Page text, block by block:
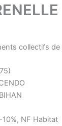
collectifs
NF Habitat